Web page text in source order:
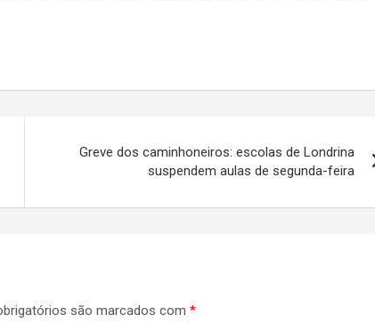
Greve dos caminhoneiros: escolas de Londrina
suspendem aulas de segunda-feira
são marcados com *